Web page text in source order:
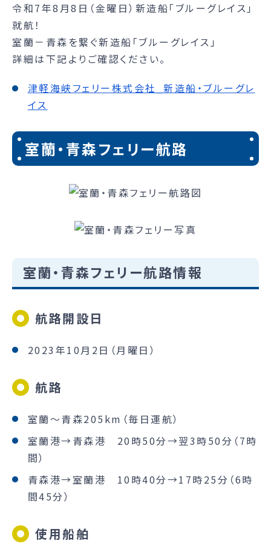
令和7年8月8日（金曜日）新造船「ブルーグレイス」
就航！
室蘭－青森を繋ぐ新造船「ブルーグレイス」
詳細は下記よりご確認ください。
津軽海峡フェリー株式会社_新造船・ブルーグレ
イス
室蘭・青森フェリー航路
室蘭・青森フェリー航路情報
航路開設日
2023年10月2日（月曜日）
航路
室蘭～青森205km（毎日運航）
室蘭港→青森港 20時50分→翌3時50分（7時
間）
青森港→室蘭港 10時40分→17時25分（6時
間45分）
使用船舶